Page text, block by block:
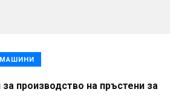
МАШИНИ
производство на пръстени за